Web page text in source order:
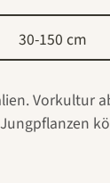
30-150 cm
Vorkultur